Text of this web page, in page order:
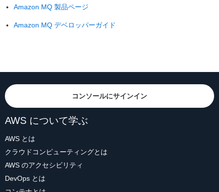
Amazon MQ 製品ページ
Amazon MQ デベロッパーガイド
コンソールにサインイン
AWS について学ぶ
AWS とは
クラウドコンピューティングとは
AWS のアクセシビリティ
DevOps とは